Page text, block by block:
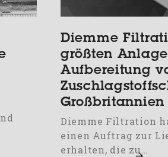
Diemme
größten
Aufbereitung
Großbritannien
Diemme Filtration
einen Auftrag zur
erhalten, die zu…